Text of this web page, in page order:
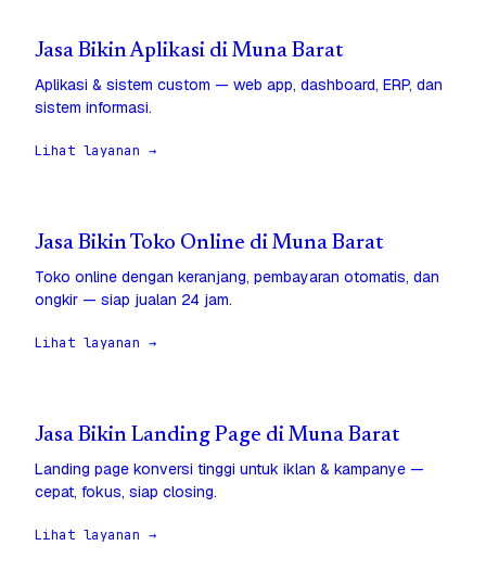
Jasa Bikin Aplikasi di Muna Barat
Aplikasi & sistem custom — web app, dashboard, ERP, dan
sistem informasi.
Lihat layanan →
Jasa Bikin Toko Online di Muna Barat
Toko online dengan keranjang, pembayaran otomatis, dan
ongkir — siap jualan 24 jam.
Lihat layanan →
Jasa Bikin Landing Page di Muna Barat
Landing page konversi tinggi untuk iklan & kampanye —
cepat, fokus, siap closing.
Lihat layanan →